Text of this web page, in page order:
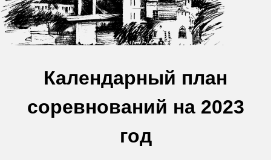
Календарный план
соревнований на 2023
год